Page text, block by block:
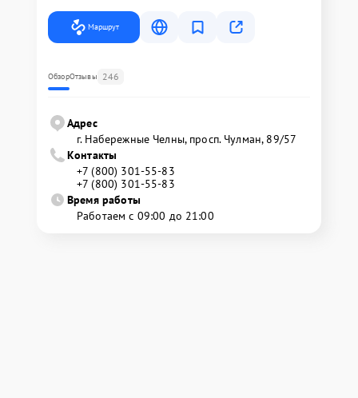
Маршрут
ОбзорОтзывы 246
Адрес
г. Набережные Челны, просп. Чулман, 89/57
Контакты
+7 (800) 301-55-83
+7 (800) 301-55-83
Время работы
Работаем с 09:00 до 21:00